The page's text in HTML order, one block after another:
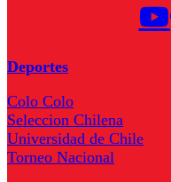
Deportes
Colo Colo
Seleccion Chilena
Universidad de Chile
Torneo Nacional